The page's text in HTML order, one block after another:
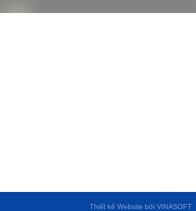
Thiết kế Website bởi VINASOFT